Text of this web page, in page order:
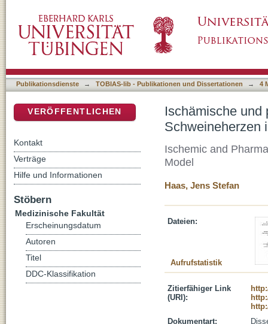
Modell
Publikationsdienste → TOBIAS-lib - Publikationen und Dissertationen → 4
Ischämische und
Schweineherzen
Ischemic and
Model
Haas, Jens Stefan
Dateien:
Aufrufstatistik
Zitierfähiger Link
(URI):
Dokumentart:
VERÖFFENTLICHEN
Kontakt
Verträge
Hilfe und Informationen
Stöbern
Medizinische Fakultät
Erscheinungsdatum
Autoren
Titel
DDC-Klassifikation